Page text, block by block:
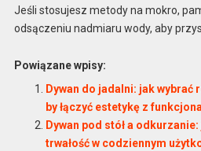
Jeśli stosujesz metody na mokro,
odsączeniu nadmiaru wody, aby
Powiązane wpisy:
Dywan do jadalni: jak wybrać
by łączyć estetykę z
Dywan pod stół a
trwałość w codziennym